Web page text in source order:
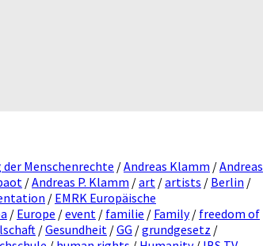
Menschenrechte /Andreas Klamm /Andreas
/Andreas P. Klamm /art /artists / Berlin /
/ EMRK Europäische
/ Europe /event / familie / Family/ freedom of
/Gesundheit /GG /grundgesetz /